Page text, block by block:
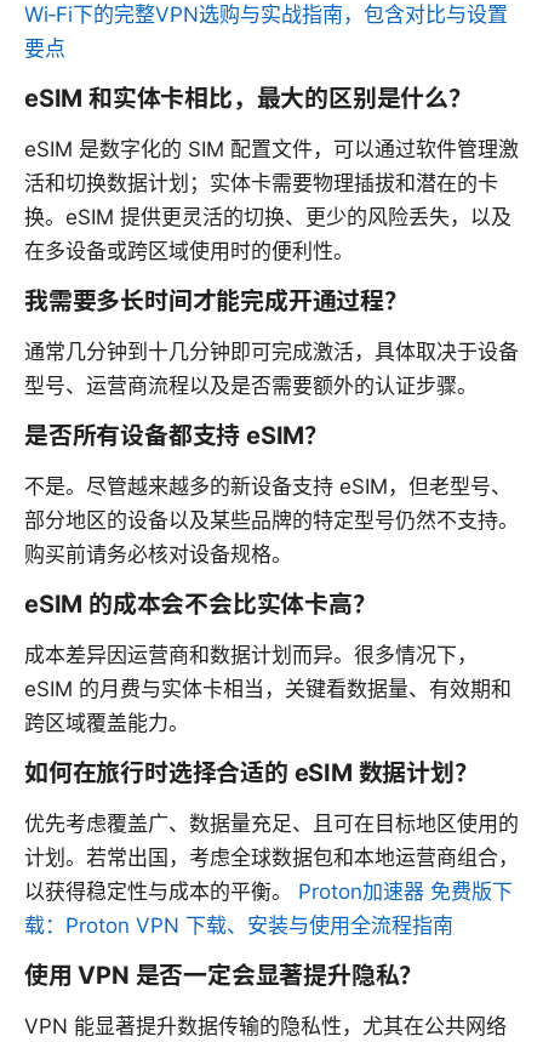
Wi‑Fi下的完整VPN选购与实战指南，包含对比与设置
要点
eSIM 和实体卡相比，最大的区别是什么？
eSIM 是数字化的 SIM 配置文件，可以通过软件管理激
活和切换数据计划；实体卡需要物理插拔和潜在的卡
换。eSIM 提供更灵活的切换、更少的风险丢失，以及
在多设备或跨区域使用时的便利性。
我需要多长时间才能完成开通过程？
通常几分钟到十几分钟即可完成激活，具体取决于设备
型号、运营商流程以及是否需要额外的认证步骤。
是否所有设备都支持 eSIM？
不是。尽管越来越多的新设备支持 eSIM，但老型号、
部分地区的设备以及某些品牌的特定型号仍然不支持。
购买前请务必核对设备规格。
eSIM 的成本会不会比实体卡高？
成本差异因运营商和数据计划而异。很多情况下，
eSIM 的月费与实体卡相当，关键看数据量、有效期和
跨区域覆盖能力。
如何在旅行时选择合适的 eSIM 数据计划？
优先考虑覆盖广、数据量充足、且可在目标地区使用的
计划。若常出国，考虑全球数据包和本地运营商组合，
以获得稳定性与成本的平衡。 Proton加速器 免费版下
载：Proton VPN 下载、安装与使用全流程指南
使用 VPN 是否一定会显著提升隐私？
VPN 能显著提升数据传输的隐私性，尤其在公共网络